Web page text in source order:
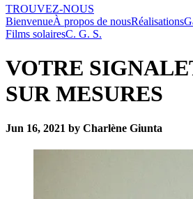
TROUVEZ-NOUS
BienvenueÀ propos de nousRéalisations
Films solairesC. G. S.
VOTRE
SUR MESURES
Jun 16, 2021 by Charlène Giunta